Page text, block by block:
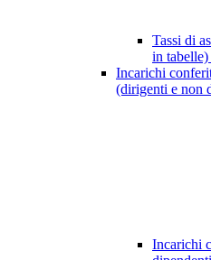
Tassi di
in tabelle)
Incarichi
(dirigenti e non
Incarichi